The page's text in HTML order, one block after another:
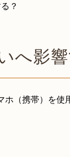
？
へ影響
ホ（携帯）を使